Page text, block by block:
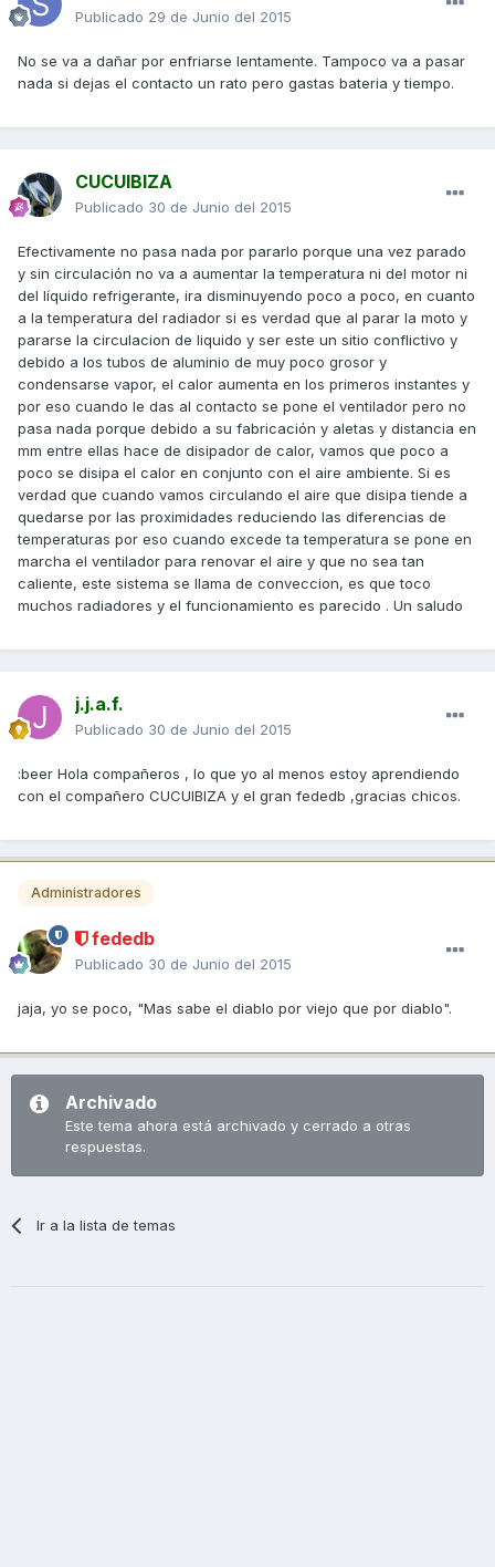
Publicado 29 de Junio del 2015
No se va a dañar por enfriarse lentamente. Tampoco va a pasar
nada si dejas el contacto un rato pero gastas bateria y tiempo.
CUCUIBIZA
Publicado 30 de Junio del 2015
Efectivamente no pasa nada por pararlo porque una vez parado
y sin circulación no va a aumentar la temperatura ni del motor ni
del líquido refrigerante, ira disminuyendo poco a poco, en cuanto
a la temperatura del radiador si es verdad que al parar la moto y
pararse la circulacion de liquido y ser este un sitio conflictivo y
debido a los tubos de aluminio de muy poco grosor y
condensarse vapor, el calor aumenta en los primeros instantes y
por eso cuando le das al contacto se pone el ventilador pero no
pasa nada porque debido a su fabricación y aletas y distancia en
mm entre ellas hace de disipador de calor, vamos que poco a
poco se disipa el calor en conjunto con el aire ambiente. Si es
verdad que cuando vamos circulando el aire que disipa tiende a
quedarse por las proximidades reduciendo las diferencias de
temperaturas por eso cuando excede ta temperatura se pone en
marcha el ventilador para renovar el aire y que no sea tan
caliente, este sistema se llama de conveccion, es que toco
muchos radiadores y el funcionamiento es parecido . Un saludo
j.j.a.f.
Publicado 30 de Junio del 2015
:beer Hola compañeros , lo que yo al menos estoy aprendiendo
con el compañero CUCUIBIZA y el gran fededb ,gracias chicos.
Administradores
fededb
Publicado 30 de Junio del 2015
jaja, yo se poco, "Mas sabe el diablo por viejo que por diablo".
Archivado
Este tema ahora está archivado y cerrado a otras
respuestas.
Ir a la lista de temas